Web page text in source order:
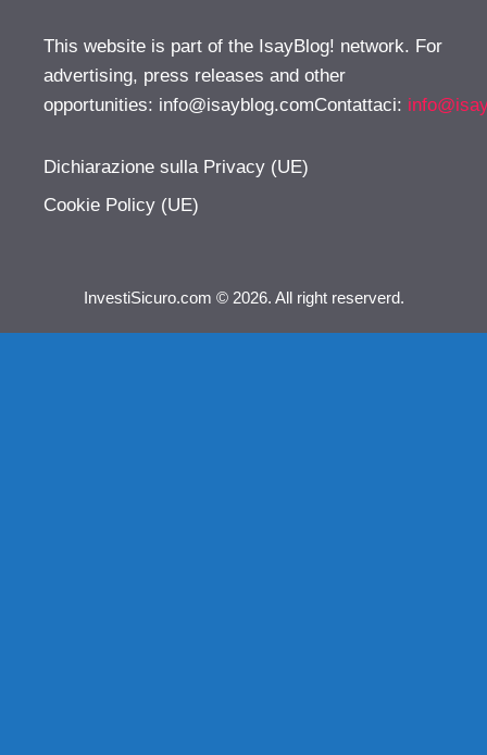
This website is part of the IsayBlog! network. For
advertising, press releases and other
opportunities: info@isayblog.comContattaci:
Dichiarazione sulla Privacy (UE)
Cookie Policy (UE)
InvestiSicuro.com © 2026. All right reserverd.